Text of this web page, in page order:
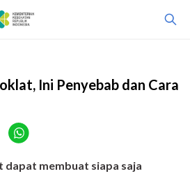
Ini Penyebab dan Cara
dapat membuat siapa saja